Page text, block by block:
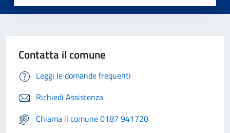
Contatta il comune
Leggi le domande frequenti
Richiedi Assistenza
Chiama il comune 0187 941720